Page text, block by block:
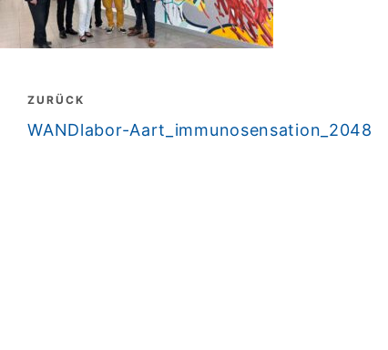
Beitragsnavigation
ZURÜCK
zurück
WANDlabor-Aart_immunosensation_2048